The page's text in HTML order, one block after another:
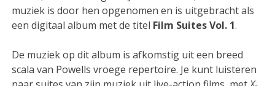
muziek is door hen opgenomen en is uitgebracht als
een digitaal album met de titel Film Suites Vol. 1.
De muziek op dit album is afkomstig uit een breed
scala van Powells vroege repertoire. Je kunt luisteren